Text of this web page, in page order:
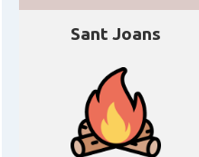
Sant Joans